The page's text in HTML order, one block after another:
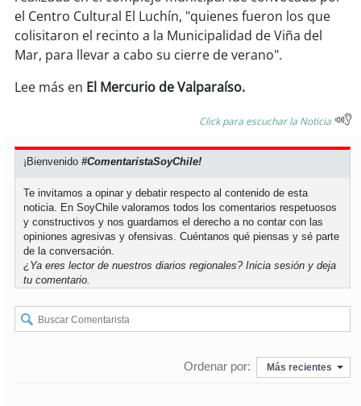
soypuertomontt
soychiloé
el Centro Cultural El Luchín, "quienes fueron los que
colisitaron el recinto a la Municipalidad de Viña del
Mar, para llevar a cabo su cierre de verano".
Lee más en El Mercurio de Valparaíso.
Click para escuchar la Noticia
¡Bienvenido#ComentaristaSoyChile!
Te invitamos a opinar y debatir respecto al contenido de esta
noticia. En SoyChile valoramos todos los comentarios respetuosos
y constructivos y nos guardamos el derecho a no contar con las
opiniones agresivas y ofensivas. Cuéntanos qué piensas y sé parte
de la conversación.
¿Ya eres lector de nuestros diarios regionales?Inicia sesión y deja
tu comentario.
Ordenar por: Más recientes